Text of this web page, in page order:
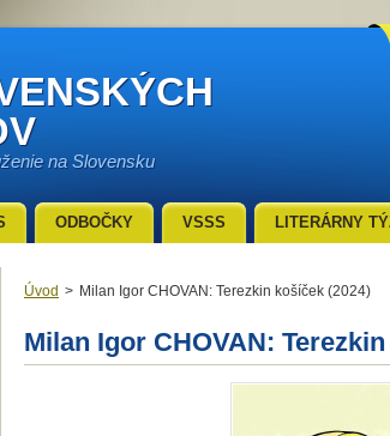
na Slovensku
Úvod > Milan Igor CHOVAN: Terezkin košíček (2024)
Milan Igor CHOVAN:
ODBOČKY VSSS LITERÁRNY